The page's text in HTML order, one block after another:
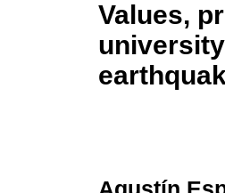
Values,